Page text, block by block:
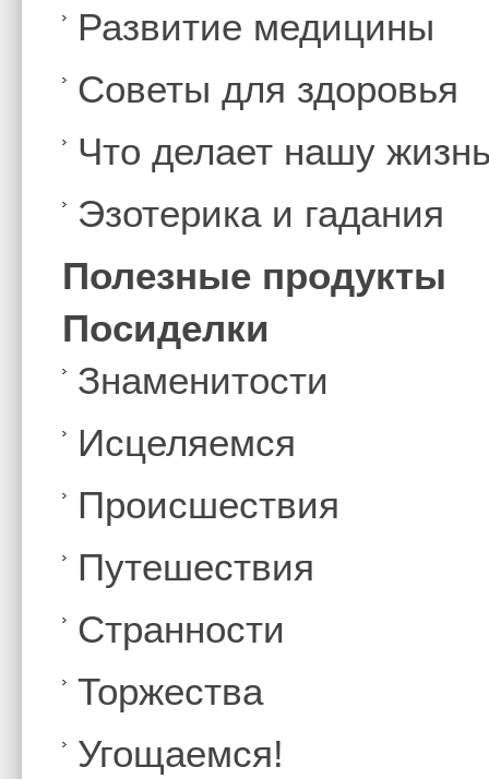
Развитие медицины
Советы для здоровья
Что делает нашу
Эзотерика и гадания
Полезные продукты
Посиделки
Знаменитости
Иcцеляемся
Происшествия
Путешествия
Странности
Торжества
Угощаемся!